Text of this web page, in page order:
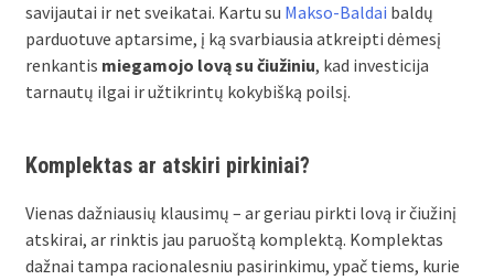
savijautai ir net sveikatai. Kartu su Makso-Baldai baldų
parduotuve aptarsime, į ką svarbiausia atkreipti dėmesį
renkantis miegamojo lovą su čiužiniu, kad investicija
tarnautų ilgai ir užtikrintų kokybišką poilsį.
Komplektas ar atskiri pirkiniai?
Vienas dažniausių klausimų – ar geriau pirkti lovą ir čiužinį
atskirai, ar rinktis jau paruoštą komplektą. Komplektas
dažnai tampa racionalesniu pasirinkimu, ypač tiems, kurie